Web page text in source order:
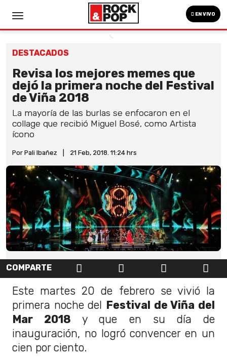
EN VIVO
DESTACADOS
Revisa los mejores memes que
dejó la primera noche del Festival
de Viña 2018
La mayoría de las burlas se enfocaron en el
collage que recibió Miguel Bosé, como Artista
ícono
Por Pali Ibañez 21 Feb, 2018. 11:24 hrs
COMPARTE
Este martes 20 de febrero se vivió la
primera noche del Festival de Viña del
Mar 2018 y que en su día de
inauguración, no logró convencer en un
cien por ciento.